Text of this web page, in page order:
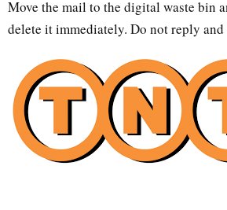
Move the mail to the digital waste bin
delete it immediately. Do not reply